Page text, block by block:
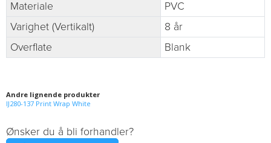
Materiale
PVC
Varighet (Vertikalt)
8 år
Overflate
Blank
Andre lignende produkter
IJ280-137 Print Wrap White
Ønsker du å bli forhandler?